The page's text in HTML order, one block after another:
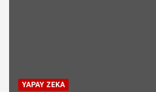
YAPAY ZEKA